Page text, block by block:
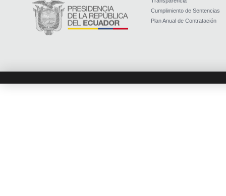
Cumplimiento de Sentencias
Plan Anual de Contratación